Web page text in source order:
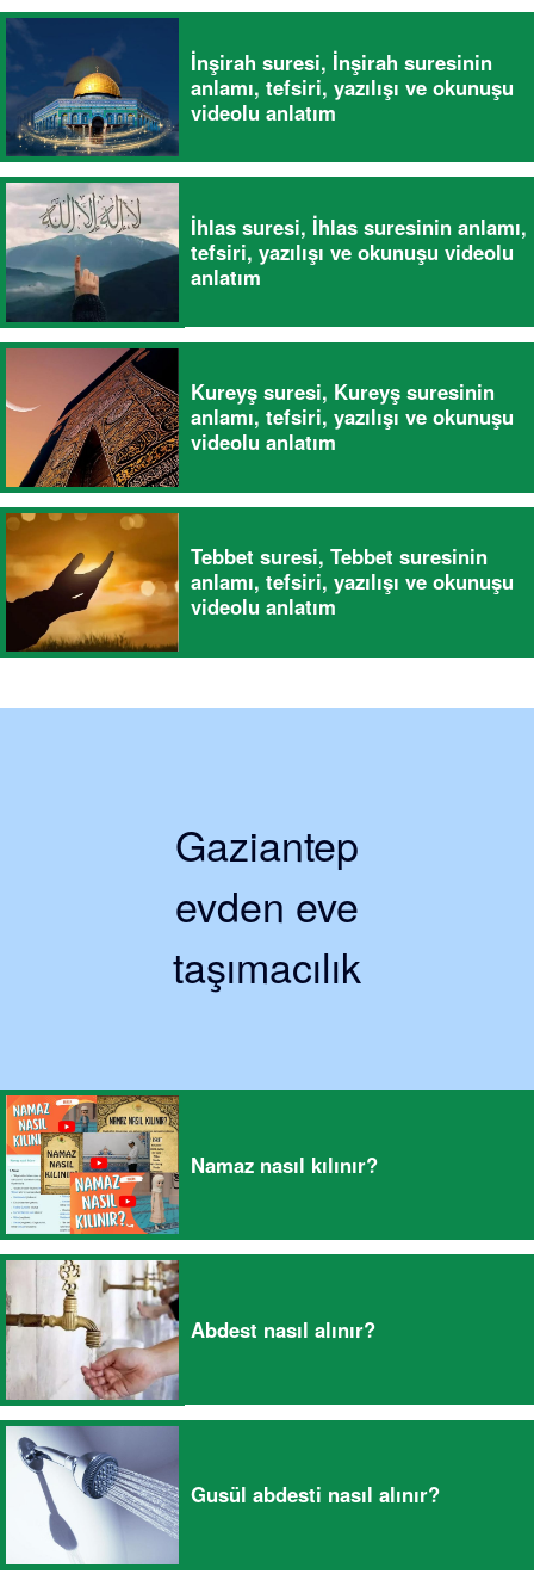
İnşirah suresi, İnşirah suresinin
anlamı, tefsiri, yazılışı ve okunuşu
videolu anlatım
İhlas suresi, İhlas suresinin anlamı,
tefsiri, yazılışı ve okunuşu videolu
anlatım
Kureyş suresi, Kureyş suresinin
anlamı, tefsiri, yazılışı ve okunuşu
videolu anlatım
Tebbet suresi, Tebbet suresinin
anlamı, tefsiri, yazılışı ve okunuşu
videolu anlatım
Gaziantep
evden eve
taşımacılık
Namaz nasıl kılınır?
Abdest nasıl alınır?
Gusül abdesti nasıl alınır?